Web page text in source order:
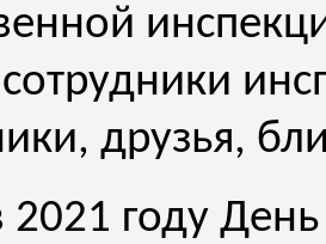
друзья,
2021 году